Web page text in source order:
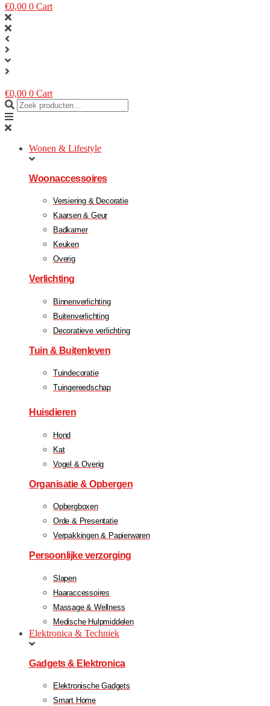
€0,00 0 Cart
€0,00 0 Cart
Wonen & Lifestyle
Woonaccessoires
Versiering & Decoratie
Kaarsen & Geur
Badkamer
Keuken
Overig
Verlichting
Binnenverlichting
Buitenverlichting
Decoratieve verlichting
Tuin & Buitenleven
Tuindecoratie
Tuingereedschap
Huisdieren
Hond
Kat
Vogel & Overig
Organisatie & Opbergen
Opbergboxen
Orde & Presentatie
Verpakkingen & Papierwaren
Persoonlijke verzorging
Slapen
Haaraccessoires
Massage & Wellness
Medische Hulpmiddelen
Elektronica & Techniek
Gadgets & Elektronica
Elektronische Gadgets
Smart Home